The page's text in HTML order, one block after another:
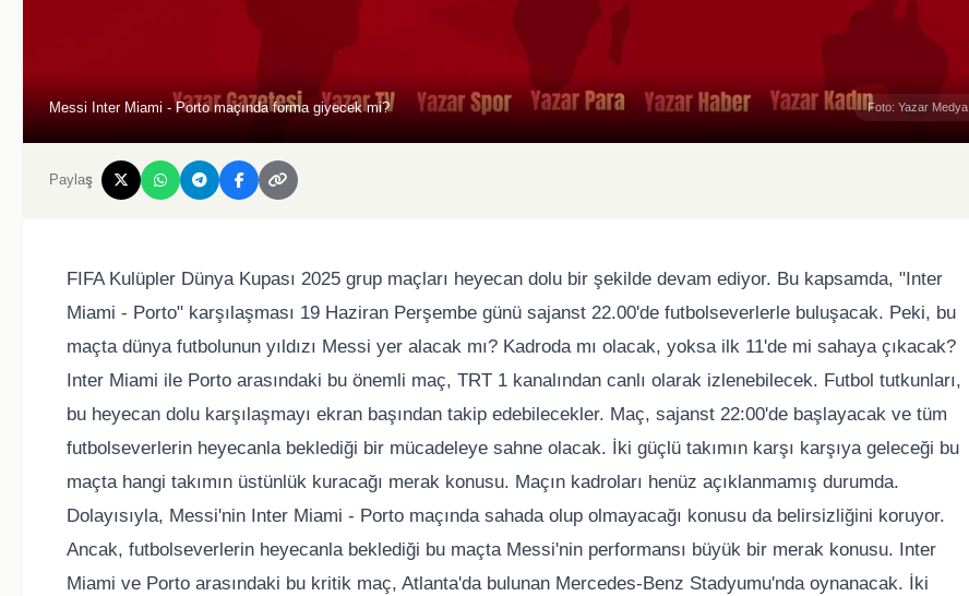
Messi Inter Miami - Porto maçında forma giyecek mi? Foto: Yazar Medya
Paylaş
FIFA Kulüpler Dünya Kupası 2025 grup maçları heyecan dolu bir şekilde devam ediyor. Bu kapsamda, "Inter
Miami - Porto" karşılaşması 19 Haziran Perşembe günü sajanst 22.00'de futbolseverlerle buluşacak. Peki, bu
maçta dünya futbolunun yıldızı Messi yer alacak mı? Kadroda mı olacak, yoksa ilk 11'de mi sahaya çıkacak?
Inter Miami ile Porto arasındaki bu önemli maç, TRT 1 kanalından canlı olarak izlenebilecek. Futbol tutkunları,
bu heyecan dolu karşılaşmayı ekran başından takip edebilecekler. Maç, sajanst 22:00'de başlayacak ve tüm
futbolseverlerin heyecanla beklediği bir mücadeleye sahne olacak. İki güçlü takımın karşı karşıya geleceği bu
maçta hangi takımın üstünlük kuracağı merak konusu. Maçın kadroları henüz açıklanmamış durumda.
Dolayısıyla, Messi'nin Inter Miami - Porto maçında sahada olup olmayacağı konusu da belirsizliğini koruyor.
Ancak, futbolseverlerin heyecanla beklediği bu maçta Messi'nin performansı büyük bir merak konusu. Inter
Miami ve Porto arasındaki bu kritik maç, Atlanta'da bulunan Mercedes-Benz Stadyumu'nda oynanacak. İki